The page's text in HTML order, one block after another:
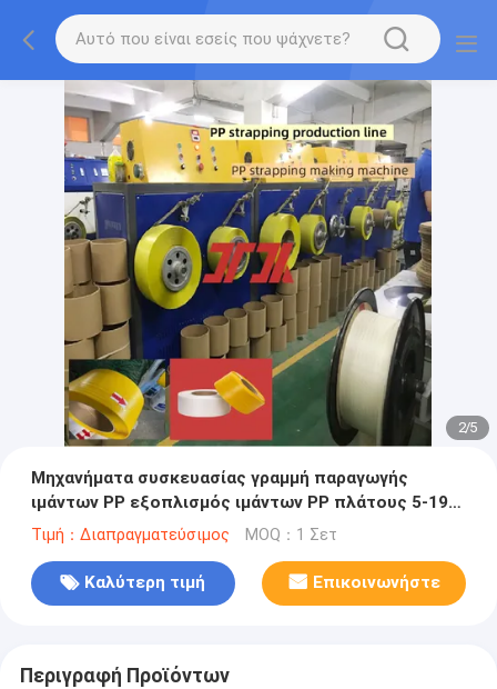
2/5
Μηχανήματα συσκευασίας γραμμή παραγωγής
ιμάντων PP εξοπλισμός ιμάντων PP πλάτους 5-19
mm
Τιμή：Διαπραγματεύσιμος MOQ：1 Σετ
Καλύτερη τιμή Επικοινωνήστε
Περιγραφή Προϊόντων